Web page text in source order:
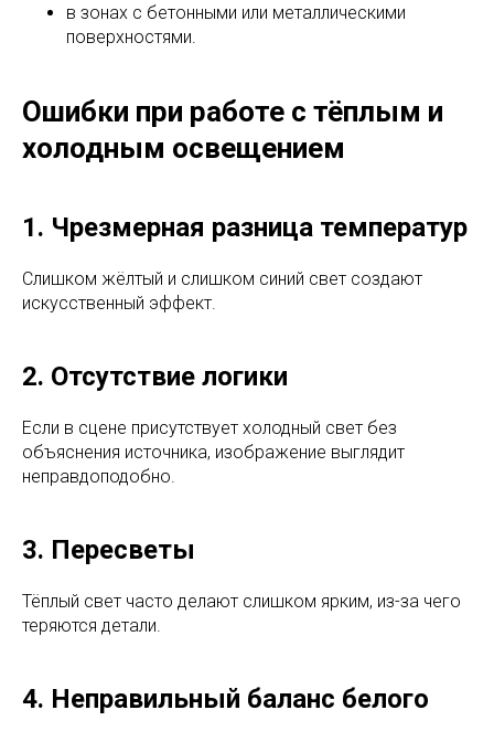
в зонах с бетонными или металлическими
поверхностями.
Ошибки при работе с тёплым и
холодным освещением
1. Чрезмерная разница температур
Слишком жёлтый и слишком синий свет создают
искусственный эффект.
2. Отсутствие логики
Если в сцене присутствует холодный свет без
объяснения источника, изображение выглядит
неправдоподобно.
3. Пересветы
Тёплый свет часто делают слишком ярким, из-за чего
теряются детали.
4. Неправильный баланс белого